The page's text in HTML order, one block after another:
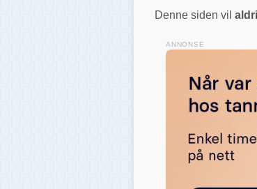
Denne siden vil aldri
ANNONSE